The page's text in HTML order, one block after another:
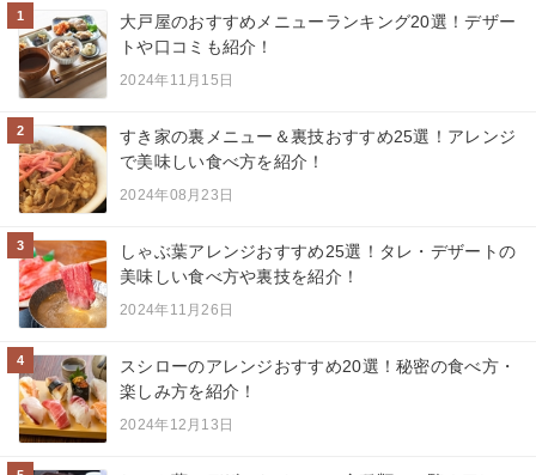
1
大戸屋のおすすめメニューランキング20選！デザー
トや口コミも紹介！
2024年11月15日
2
すき家の裏メニュー＆裏技おすすめ25選！アレンジ
で美味しい食べ方を紹介！
2024年08月23日
3
しゃぶ葉アレンジおすすめ25選！タレ・デザートの
美味しい食べ方や裏技を紹介！
2024年11月26日
4
スシローのアレンジおすすめ20選！秘密の食べ方・
楽しみ方を紹介！
2024年12月13日